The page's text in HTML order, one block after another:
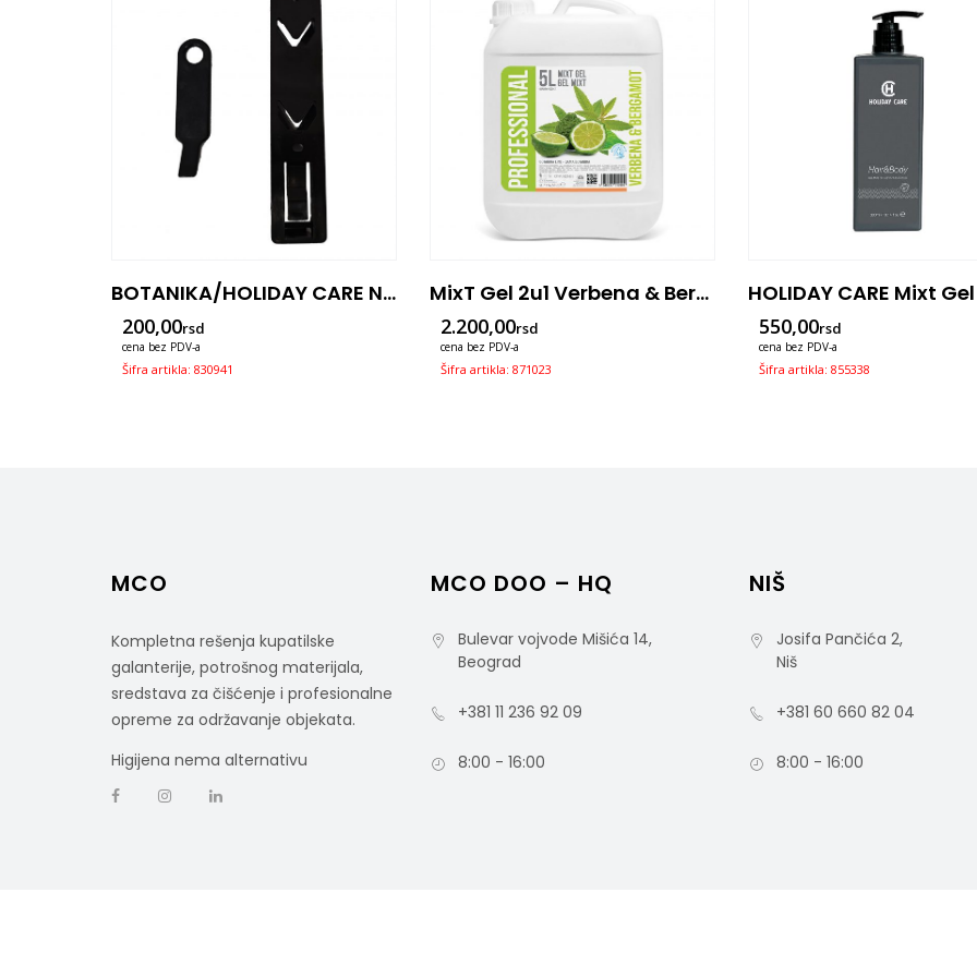
BOTANIKA/HOLIDAY CARE Nevidljivi (invisible) Nosač Dozatora Od 300ml
200,00rsd
cena bez PDV-a
Šifra artikla: 830941
MixT Gel 2u1 Verbena & Bergamot 5l
2.200,00rsd
cena bez PDV-a
Šifra artikla: 871023
550,00rsd
cena bez PDV-a
Šifra artikla: 855338
MCO
Kompletna rešenja kupatilske
galanterije, potrošnog materijala,
sredstava za čišćenje i profesionalne
opreme za održavanje objekata.
Higijena nema alternativu
MCO DOO – HQ
Bulevar vojvode Mišića 14,
Beograd
+381 11 236 92 09
8:00 - 16:00
NIŠ
Josifa Pančića 2,
Niš
+381 60 660 82 04
8:00 - 16:00